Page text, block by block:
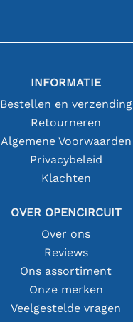
INFORMATIE
Bestellen en verzending
Retourneren
Algemene Voorwaarden
Privacybeleid
Klachten
OVER OPENCIRCUIT
Over ons
Reviews
Ons assortiment
Onze merken
Veelgestelde vragen